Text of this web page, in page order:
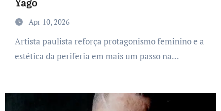
Yago
Apr 10, 2026
Artista paulista reforça protagonismo feminino e a
estética da periferia em mais um passo na...